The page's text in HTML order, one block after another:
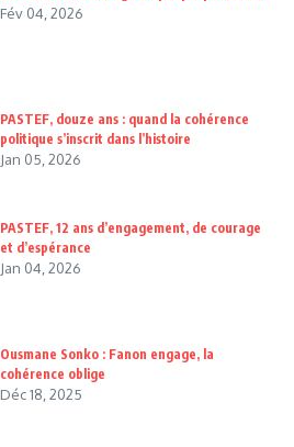
Fév 04, 2026
PASTEF, douze ans : quand la cohérence
politique s’inscrit dans l’histoire
Jan 05, 2026
PASTEF, 12 ans d’engagement, de courage
et d’espérance
Jan 04, 2026
Ousmane Sonko : Fanon engage, la
cohérence oblige
Déc 18, 2025